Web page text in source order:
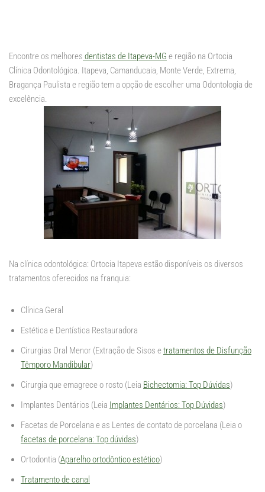
Encontre os melhores dentistas de Itapeva-MG e região na Ortocia
Clínica Odontológica. Itapeva, Camanducaia, Monte Verde, Extrema,
Bragança Paulista e região tem a opção de escolher uma Odontologia de
excelência.
Na clínica odontológica: Ortocia Itapeva estão disponíveis os diversos
tratamentos oferecidos na franquia:
Clínica Geral
Estética e Dentística Restauradora
Cirurgias Oral Menor (Extração de Sisos etratamentos de Disfunção
Têmporo Mandibular)
Cirurgia que emagrece o rosto (Leia Bichectomia: Top Dúvidas)
Implantes Dentários (Leia Implantes Dentários: Top Dúvidas)
Facetas de Porcelana e as Lentes de contato de porcelana (Leia o
facetas de porcelana: Top dúvidas)
Ortodontia (Aparelho ortodôntico estético)
Tratamento de canal